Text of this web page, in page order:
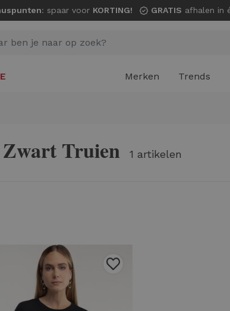
: spaar voor KORTING! GRATIS afhalen in
Merken Trends
Zwart Truien 1 artikelen